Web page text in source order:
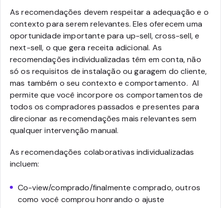
As recomendações devem respeitar a adequação e o
contexto para serem relevantes. Eles oferecem uma
oportunidade importante para up-sell, cross-sell, e
next-sell, o que gera receita adicional. As
recomendações individualizadas têm em conta, não
só os requisitos de instalação ou garagem do cliente,
mas também o seu contexto e comportamento. AI
permite que você incorpore os comportamentos de
todos os compradores passados e presentes para
direcionar as recomendações mais relevantes sem
qualquer intervenção manual.
As recomendações colaborativas individualizadas
incluem:
Co-view/comprado/finalmente comprado, outros
como você comprou honrando o ajuste